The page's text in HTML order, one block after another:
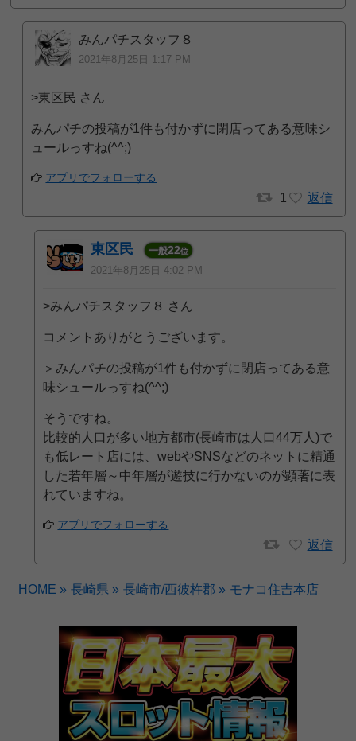
みんパチスタッフ８
2021年8月25日 1:17 PM
>東区民 さん
みんパチの投稿が1件も付かずに閉店ってある意味シ
ュールっすね(^^;)
アプリでフォローする
1 返信
東区民 一般22位
2021年8月25日 4:02 PM
>みんパチスタッフ８ さん
コメントありがとうございます。
＞みんパチの投稿が1件も付かずに閉店ってある意
味シュールっすね(^^;)
そうですね。
比較的人口が多い地方都市(長崎市は人口44万人)で
も低レート店には、webやSNSなどのネットに精通
した若年層～中年層が遊技に行かないのが顕著に表
れていますね。
アプリでフォローする
返信
HOME » 長崎県 » 長崎市/西彼杵郡 » モナコ住吉本店